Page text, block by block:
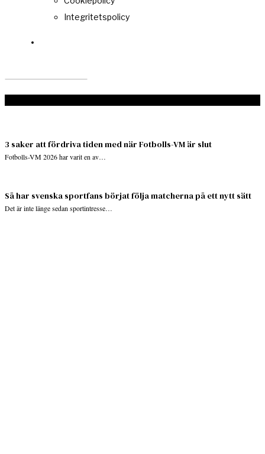
Integritetspolicy
3 saker att fördriva tiden med när Fotbolls-VM är slut
Fotbolls-VM 2026 har varit en av…
Så har svenska sportfans börjat följa matcherna på ett nytt sätt
Det är inte länge sedan sportintresse…